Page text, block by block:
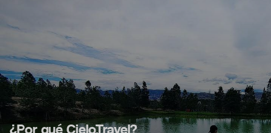
¿Por qué Cielo.Travel?